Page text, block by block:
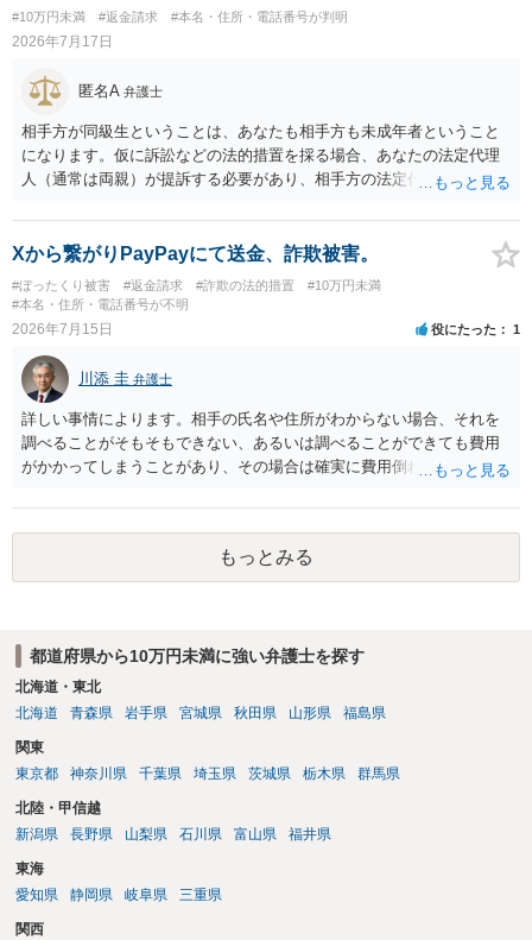
#10万円未満 #返金請求 #本名・住所・電話番号が判明
2026年7月17日
匿名A 弁護士
相手方が同級生ということは、あなたも相手方も未成年者ということ
になります。仮に訴訟などの法的措置を採る場合、あなたの法定代理
人（通常は両親）が提訴する必要があり、相手方の法定代理人（通常
話し合いで解決した方がよい問題だと思います。
Xから繋がりPayPayにて送金、詐欺被害。
#ぼったくり被害 #返金請求 #詐欺の法的措置
#10万円未満
#本名・住所・電話番号が不明
2026年7月15日 役にたった 1
川添 圭 弁護士
詳しい事情によります。相手の氏名や住所がわからない場合、それを
調べることがそもそもできない、あるいは調べることができても費用
がかかってしまうことがあり、その場合は確実に費用倒れになりそう
もっとみる
都道府県から10万円未満に強い弁護士を探す
北海道・東北
北海道
青森県 岩手県 宮城県 秋田県 山形県 福島県
関東
東京都
神奈川県 千葉県 埼玉県 茨城県 栃木県 群馬県
北陸・甲信越
新潟県
長野県 山梨県 石川県 富山県 福井県
東海
愛知県
静岡県 岐阜県 三重県
関西